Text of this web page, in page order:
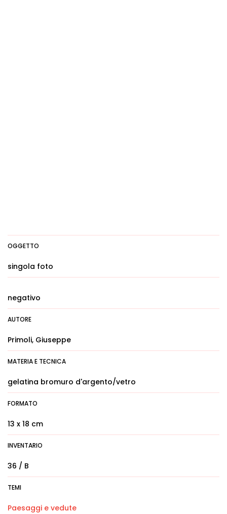
OGGETTO
singola foto
negativo
AUTORE
Primoli, Giuseppe
MATERIA E TECNICA
gelatina bromuro d'argento/vetro
FORMATO
13 x 18 cm
INVENTARIO
36 / B
TEMI
Paesaggi e vedute